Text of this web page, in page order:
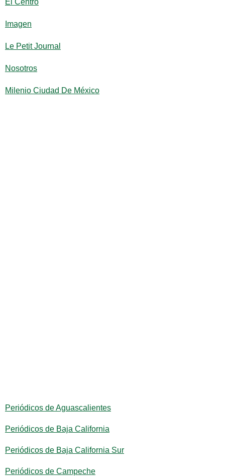
El Centro
Imagen
Le Petit Journal
Nosotros
Milenio Ciudad De México
Periódicos de Aguascalientes
Periódicos de Baja California
Periódicos de Baja California Sur
Periódicos de Campeche